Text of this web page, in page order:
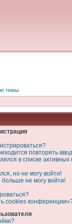
темы
повторять
в списке
но не могу войти!
не могу войти!
cookies